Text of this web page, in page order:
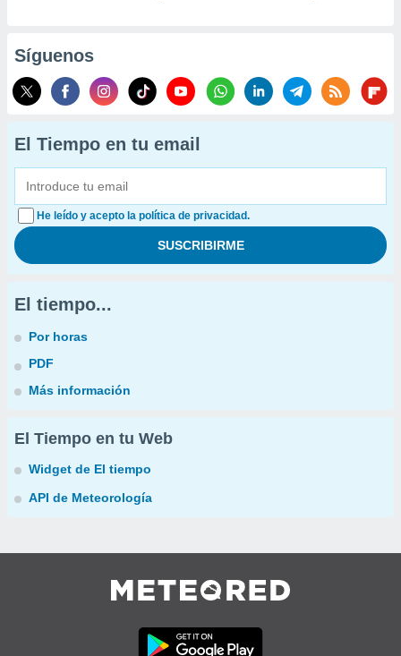
Síguenos
El Tiempo en tu email
He leído y acepto la política de privacidad.
El tiempo...
Por horas
PDF
Más información
El Tiempo en tu Web
Widget de El tiempo
API de Meteorología